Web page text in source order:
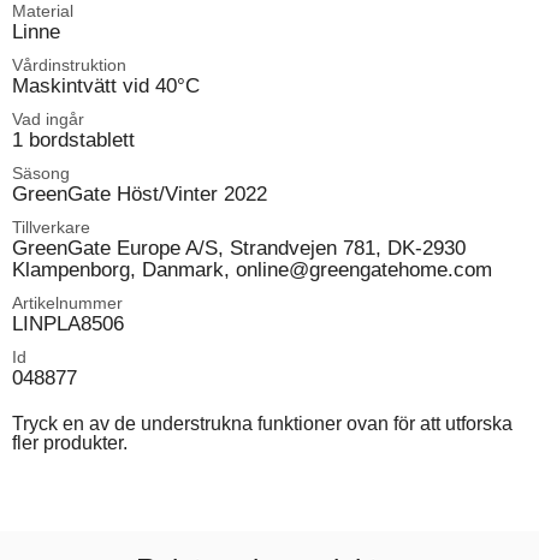
Material
Linne
Vårdinstruktion
Maskintvätt vid 40°C
Vad ingår
1 bordstablett
Säsong
GreenGate Höst/Vinter 2022
Tillverkare
GreenGate Europe A/S, Strandvejen 781, DK-2930
Klampenborg, Danmark, online@greengatehome.com
Artikelnummer
LINPLA8506
Id
048877
Tryck en av de understrukna funktioner ovan för att utforska
fler produkter.